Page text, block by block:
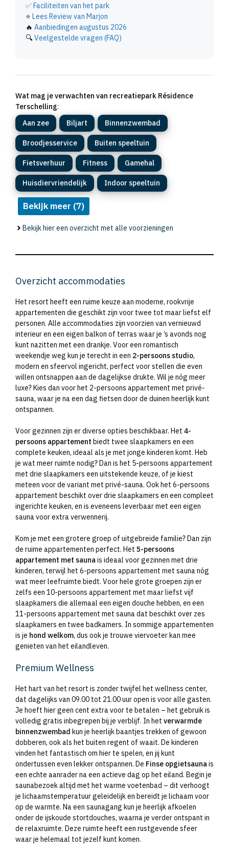
✅Faciliteiten van het park
⭐ Lees Review van Marjon
🔥 Aanbiedingen augustus 2026
🔍Veelgestelde vragen (FAQ)
Wat mag je verwachten van recreatiepark Résidence
Terschelling:
Aan zee
Biljart Binnenzwembad
Broodjesservice Buiten speeltuin
Fietsverhuur Fitness Gamehal
Huisdiervriendelijk Indoor speeltuin
Bekijk meer (7)
Bekijk hier een overzicht met alle voorzieningen
Overzicht accommodaties
Het resort heeft een ruime keuze aan moderne, rookvrije
appartementen die geschikt zijn voor twee tot maar liefst elf
personen. Alle accommodaties zijn voorzien van vernieuwd
interieur en een eigen balkon of terras waar je ’s avonds nog
kunt nazitten met een drankje. Voor een romantisch
weekendje weg kun je terecht in een 2-persoons studio,
modern en sfeervol ingericht, perfect voor stellen die even
willen ontsnappen aan de dagelijkse drukte. Wil je nóg meer
luxe? Kies dan voor het 2-persoons appartement met privé-
sauna, waar je na een dag fietsen door de duinen heerlijk kunt
ontspannen.
Voor gezinnen zijn er diverse opties beschikbaar. Het 4-
persoons appartement biedt twee slaapkamers en een
complete keuken, ideaal als je met jonge kinderen komt. Heb
je wat meer ruimte nodig? Dan is het 5-persoons appartement
met drie slaapkamers een uitstekende keuze, of je kiest
meteen voor de variant met privé-sauna. Ook het 6-persoons
appartement beschikt over drie slaapkamers en een compleet
ingerichte keuken, en is eveneens leverbaar met een eigen
sauna voor extra verwennerij.
Kom je met een grotere groep of uitgebreide familie? Dan zijn
de ruime appartementen perfect. Het 5-persoons
appartement met saunais ideaal voor gezinnen met drie
kinderen, terwijl het 6-persoons appartement met sauna nóg
wat meer leefruimte biedt. Voor hele grote groepen zijn er
zelfs een 10-persoons appartement met maar liefst vijf
slaapkamers die allemaal een eigen douche hebben, en een
11-persoons appartement met sauna dat beschikt over zes
slaapkamers en twee badkamers. In sommige appartementen
is je hond welkom, dus ook je trouwe viervoeter kan mee
genieten van het eilandleven.
Premium Wellness
Het hart van het resort is zonder twijfel het wellness center,
dat dagelijks van 09.00 tot 21.00 uur open is voor alle gasten.
Je hoeft hier geen cent extra voor te betalen – het gebruik is
volledig gratis inbegrepen bij je verblijf. In het verwarmde
binnenzwembad kun je heerlijk baantjes trekken of gewoon
dobberen, ook als het buiten regent of waait. De kinderen
vinden het fantastisch om hier te spelen, en jij kunt
ondertussen even lekker ontspannen. De Finse opgietsaunais
een echte aanrader na een actieve dag op het eiland. Begin je
saunabezoek altijd met het warme voetenbad – dit verhoogt
je lichaamstemperatuur geleidelijk en bereidt je lichaam voor
op de warmte. Na een saunagang kun je heerlijk afkoelen
onder de ijskoude stortdouches, waarna je verder ontspant in
de relaxruimte. Deze ruimte heeft een rustgevende sfeer
waar je helemaal tot jezelf kunt komen.